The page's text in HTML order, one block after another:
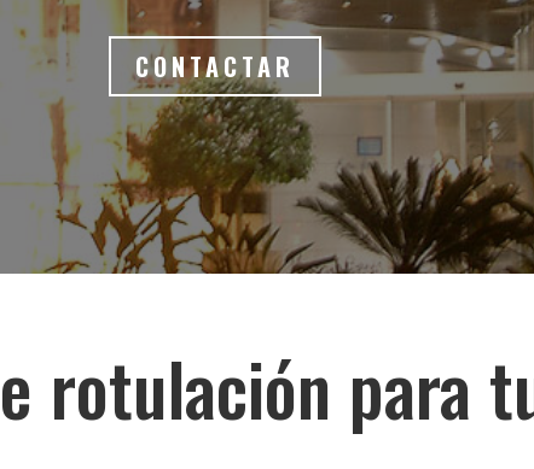
CONTACTAR
rotulación para